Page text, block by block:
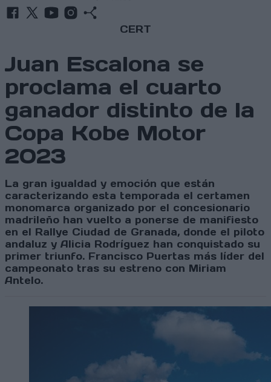
CERT
Juan Escalona se
proclama el cuarto
ganador distinto de la
Copa Kobe Motor
2023
La gran igualdad y emoción que están
caracterizando esta temporada el certamen
monomarca organizado por el concesionario
madrileño han vuelto a ponerse de manifiesto
en el Rallye Ciudad de Granada, donde el piloto
andaluz y Alicia Rodríguez han conquistado su
primer triunfo. Francisco Puertas más líder del
campeonato tras su estreno con Miriam
Antelo.